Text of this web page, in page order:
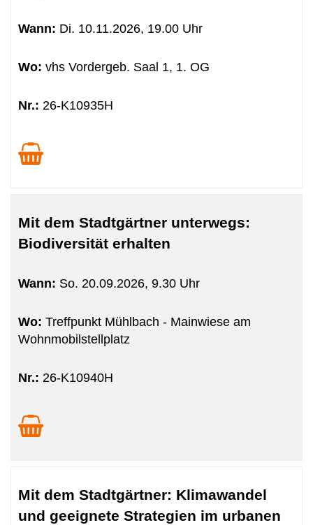
Wann: Di. 10.11.2026, 19.00 Uhr
Wo: vhs Vordergeb. Saal 1, 1. OG
Nr.: 26-K10935H
Mit dem Stadtgärtner unterwegs:
Biodiversität erhalten
Wann: So. 20.09.2026, 9.30 Uhr
Wo: Treffpunkt Mühlbach - Mainwiese am
Wohnmobilstellplatz
Nr.: 26-K10940H
Mit dem Stadtgärtner: Klimawandel
und geeignete Strategien im urbanen